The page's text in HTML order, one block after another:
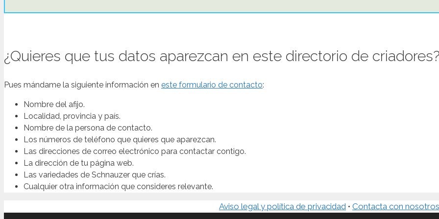
¿Quieres que tus datos aparezcan en este directorio de
Pues mándame la siguiente información en este formulario de contacto:
Nombre del afijo.
Localidad, provincia y país.
Nombre de la persona de contacto.
Los números de teléfono que quieres que aparezcan.
Las direcciones de correo electrónico para contactar contigo.
La dirección de tu página web.
Las variedades de Schnauzer que crías.
Cualquier otra información que consideres relevante.
Aviso legal y política de privacidad • Contacta con nosotros